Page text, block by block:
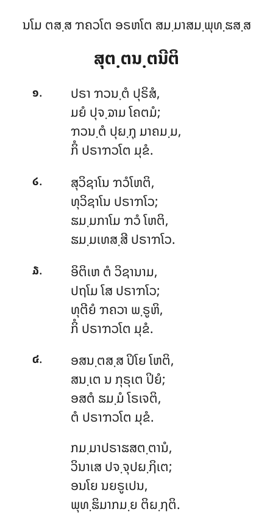
ນໂມ ຕສ຺ສ ຠຄວໂຕ ອຣຫໂຕ ສມ຺ມາສມ຺ພຸທ຺ຘສ຺ສ
ສຸຕ຺ຕນ຺ຕນີຕິ
໑. ປຣາ ຠວນ຺ຕໍ ປຸຣິສໍ,
ມຍໍ ປຸຈ຺ຉາມ ໂຄຕມໍ;
ຠວນ຺ຕໍ ປຸຏ຺ຐຸ ມາຄມ຺ມ,
ກິໍ ປຣາຠວໂຕ ມຸຂໍ.
໒. ສຸວິຊາໂນຠວໍໂຫຕິ,
ທຸວິຊາໂນ ປຣາຠໂວ;
ຘມ຺ມກາໂມ ຠວໍ ໂຫຕິ,
ຘມ຺ມເທສ຺ສີ ປຣາຠໂວ.
໓. ອິຕິເຫ ຕໍ ວິຊານາມ,
ປຖໂມ ໂສ ປຣາຠໂວ;
ທຸຕີຍໍ ຠຄວາ ພ຺ຣູຫິ,
ກິໍ ປຣາຠວໂຕ ມຸຂໍ.
໔. ອສນ຺ຕສ຺ສປິໂຍ ໂຫຕິ,
ສນ຺ເຕ ນ ກຸຣຸເຕ ປິຍໍ;
ອສຕໍ ຘມ຺ມໍ ໂຣເຈຕິ,
ຕໍ ປຣາຠວໂຕ ມຸຂໍ.
ກມ຺ມາປຣາຘສຕ຺ຕານໍ,
ວິນາເສ ປຈ຺ຈຸປຏ຺ຐິເຕ;
ອນໂຍ ນຍຣູເປນ,
ພຸທ຺ຘິມາກມ຺ຍ ຕິຏ຺ຐຕິ.